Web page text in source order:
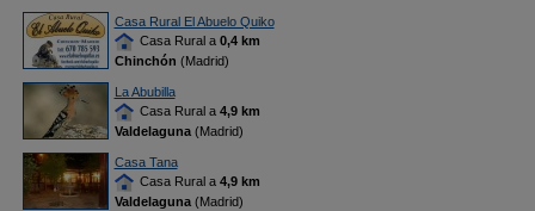
Casa Rural El Abuelo Quiko
Casa Rural a 0,4 km
Chinchón (Madrid)
La Abubilla
Casa Rural a 4,9 km
Valdelaguna(Madrid)
Casa Tana
Casa Rural a 4,9 km
Valdelaguna(Madrid)